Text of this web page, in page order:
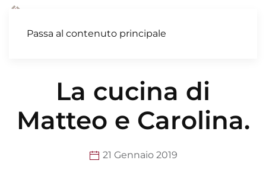
Passa al contenuto principale
La cucina di
Matteo e Carolina.
21 Gennaio 2019